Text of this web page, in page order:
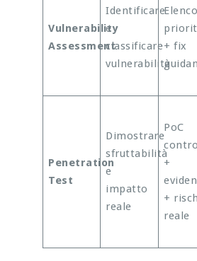
Vulnerability
Assessment
Identificare
e
classificare
vulnerabilità
Elenco
+ fix
Penetration
Test
Dimostrare
sfruttabilità
e
impatto
reale
PoC
+
+
reale